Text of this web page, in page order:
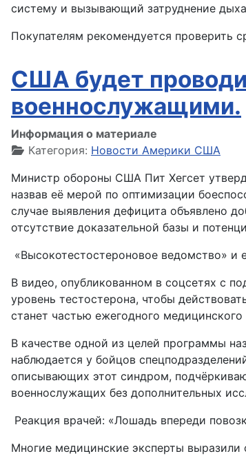
систему и вызывающий затруднение
Покупателям рекомендуется проверить
США будет
военнослужащими.
Информация о материале
Категория: Новости Америки США
Министр обороны США Пит Хегсет
назвав её мерой по оптимизации
случае выявления дефицита объявлено
отсутствие доказательной базы и
«Высокотестостероновое ведомство» и
В видео, опубликованном в соцсетях с
уровень тестостерона, чтобы
станет частью ежегодного
В качестве одной из целей программы
наблюдается у бойцов
описывающих этот синдром,
военнослужащих без дополнительных
Реакция врачей: «Лошадь впереди
Многие медицинские эксперты